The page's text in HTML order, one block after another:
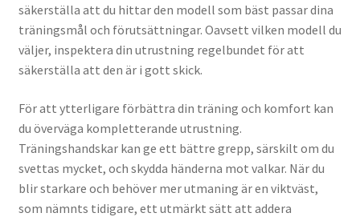
säkerställa att du hittar den modell som bäst passar dina
träningsmål och förutsättningar. Oavsett vilken modell du
väljer, inspektera din utrustning regelbundet för att
säkerställa att den är i gott skick.
För att ytterligare förbättra din träning och komfort kan
du överväga kompletterande utrustning.
Träningshandskar kan ge ett bättre grepp, särskilt om du
svettas mycket, och skydda händerna mot valkar. När du
blir starkare och behöver mer utmaning är en viktväst,
som nämnts tidigare, ett utmärkt sätt att addera